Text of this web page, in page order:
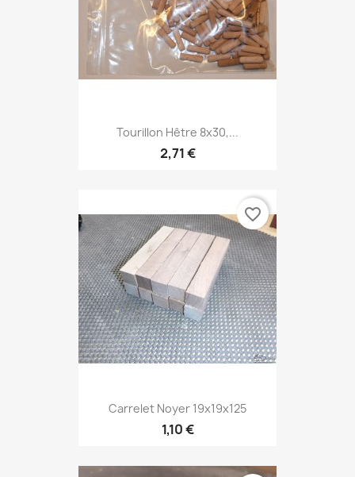
Tourillon Hêtre 8x30,...
2,71 €
Carrelet Noyer 19x19x125
1,10 €
favorite_border